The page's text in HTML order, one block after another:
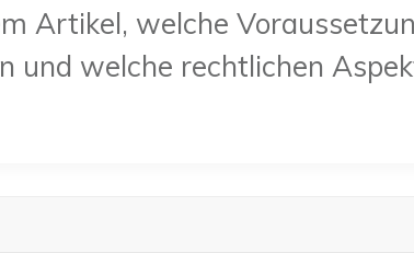
Artikel, welche
und welche rechtlichen